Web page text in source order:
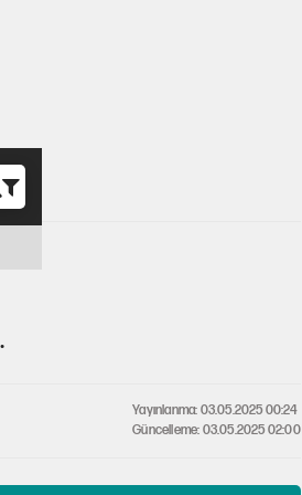
Yayınlanma: 03.05.2025 00:24
Güncelleme: 03.05.2025 02:00